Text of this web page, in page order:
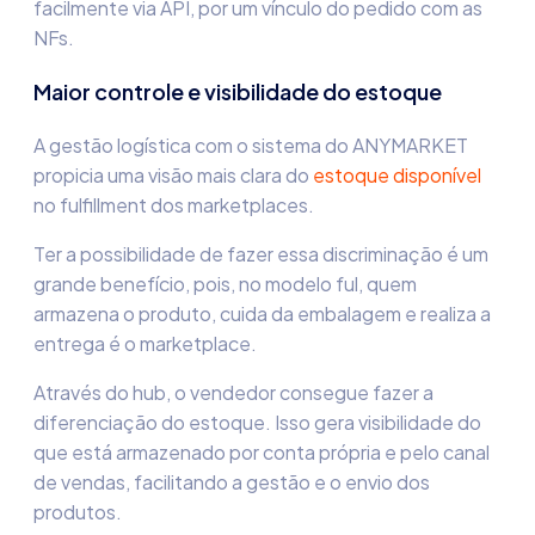
facilmente via API, por um vínculo do pedido com as
NFs.
Maior controle e visibilidade do estoque
A gestão logística com o sistema do ANYMARKET
propicia uma visão mais clara do estoque disponível
no fulfillment dos marketplaces.
Ter a possibilidade de fazer essa discriminação é um
grande benefício, pois, no modelo ful, quem
armazena o produto, cuida da embalagem e realiza a
entrega é o marketplace.
Através do hub, o vendedor consegue fazer a
diferenciação do estoque. Isso gera visibilidade do
que está armazenado por conta própria e pelo canal
de vendas, facilitando a gestão e o envio dos
produtos.​